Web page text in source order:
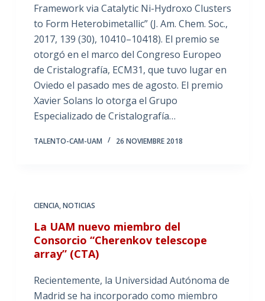
Framework via Catalytic Ni-Hydroxo Clusters
to Form Heterobimetallic” (J. Am. Chem. Soc.,
2017, 139 (30), 10410–10418). El premio se
otorgó en el marco del Congreso Europeo
de Cristalografía, ECM31, que tuvo lugar en
Oviedo el pasado mes de agosto. El premio
Xavier Solans lo otorga el Grupo
Especializado de Cristalografía…
TALENTO-CAM-UAM 26 NOVIEMBRE 2018
CIENCIA,NOTICIAS
La UAM nuevo miembro del
Consorcio “Cherenkov telescope
array” (CTA)
Recientemente, la Universidad Autónoma de
Madrid se ha incorporado como miembro